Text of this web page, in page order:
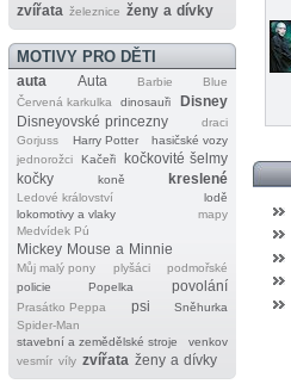
zvířata železnice ženy a dívky
MOTIVY PRO DĚTI
auta Auta Barbie
Blue
Červená karkulka
dinosauři
Disney
Disneyovské princezny
draci
Gorjuss
Harry Potter
hasičské vozy
jednorožci
Kačeři
kočkovité šelmy
kočky
koně kreslené
Ledové království
lodě
lokomotivy a vlaky
mapy
Medvídek Pú
Mickey Mouse a Minnie
Můj malý pony plyšáci
podmořské
policie
Popelka povolání
Prasátko Peppa psi
Sněhurka
Spider‐Man
stavební a zemědělské stroje
venkov
vesmír víly zvířata ženy a dívky